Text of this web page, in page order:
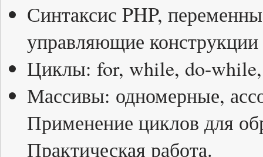
Синтаксис PHP,
управляющие конструкции
Циклы: for, while, do-while,
Массивы: одномерные,
Применение циклов для
Практическая работа.